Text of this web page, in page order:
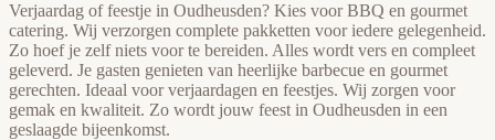
Verjaardag of feestje in Oudheusden? Kies voor BBQ en gourmet
catering. Wij verzorgen complete pakketten voor iedere gelegenheid.
Zo hoef je zelf niets voor te bereiden. Alles wordt vers en compleet
geleverd. Je gasten genieten van heerlijke barbecue en gourmet
gerechten. Ideaal voor verjaardagen en feestjes. Wij zorgen voor
gemak en kwaliteit. Zo wordt jouw feest in Oudheusden in een
geslaagde bijeenkomst.